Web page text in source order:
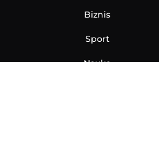
Biznis
Sport
Nauka